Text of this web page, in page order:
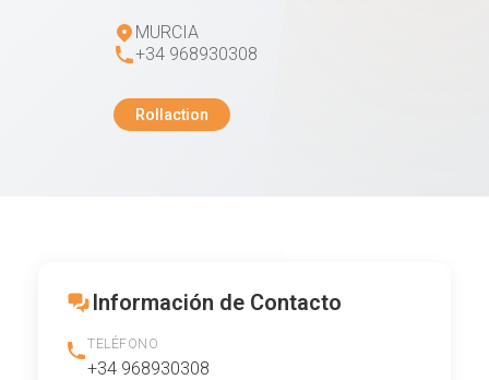
MURCIA
+34 968930308
Rollaction
Información de Contacto
TELÉFONO
+34 968930308